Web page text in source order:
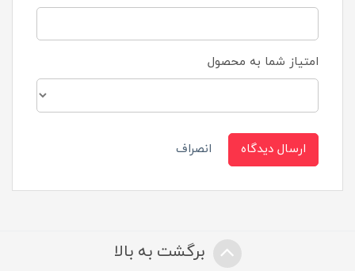
امتیاز شما به محصول
ارسال دیدگاه انصراف
برگشت به بالا